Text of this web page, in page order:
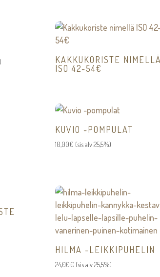
KAKKUKORISTE
ISO 42-54€
KUVIO -POMPULAT
10,00€ (sis alv 25,5%)
HILMA -LEIKKIPUHELIN
24,00€ (sis alv 25,5%)